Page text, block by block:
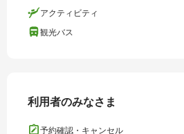
アクティビティ
観光バス
利用者のみなさま
予約確認・キャンセル